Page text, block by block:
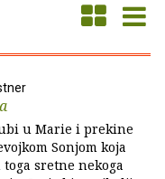
u Marie i prekine
Sonjom koja
sretne nekoga